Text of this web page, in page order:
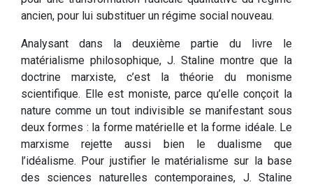
ancien, pour lui substituer un régime social nouveau.
Analysant dans la deuxième partie du livre le
matérialisme philosophique, J. Staline montre que la
doctrine marxiste, c’est la théorie du monisme
scientifique. Elle est moniste, parce qu’elle conçoit la
nature comme un tout indivisible se manifestant sous
deux formes : la forme matérielle et la forme idéale. Le
marxisme rejette aussi bien le dualisme que
l’idéalisme. Pour justifier le matérialisme sur la base
des sciences naturelles contemporaines, J. Staline